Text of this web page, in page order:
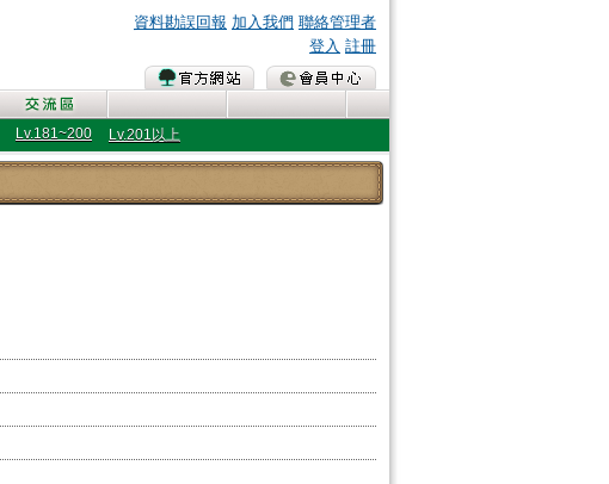
資料勘誤回報 加入我們 聯絡管理者
登入 註冊
Lv.181~200 Lv.201以上